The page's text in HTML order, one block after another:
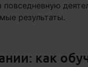
повседневную
результаты.
как